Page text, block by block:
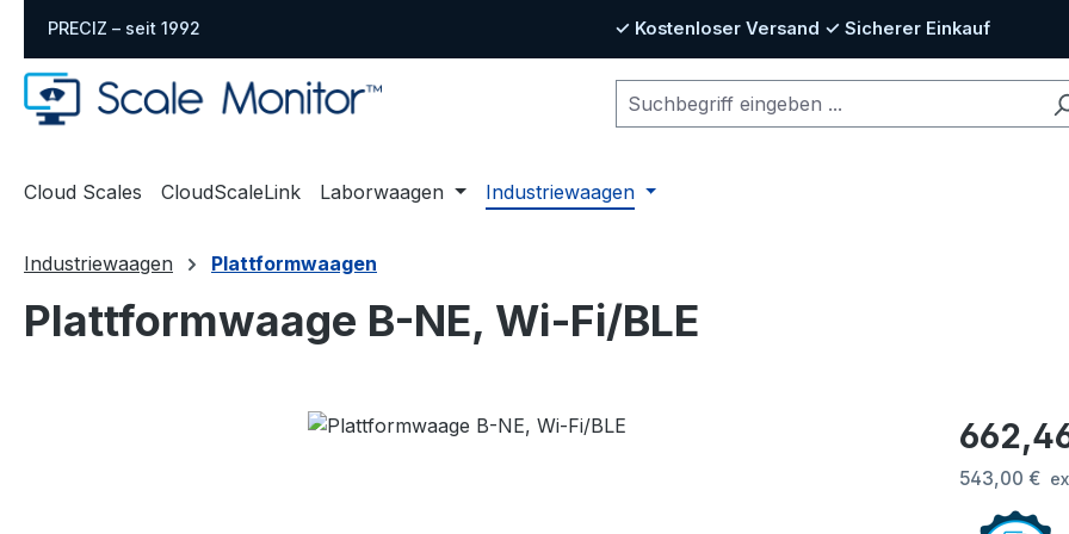
Hauptinhalt springen
Zur Suche springen
Zur Hauptnavigation springen
PRECIZ – seit 1992 ✓ Kostenloser Versand ✓ Sicherer Einkauf
Cloud Scales CloudScaleLink Laborwaagen Industriewaagen
Industriewaagen Plattformwaagen
Plattformwaage B-NE, Wi‑Fi/BLE
Regulärer
543,00 €